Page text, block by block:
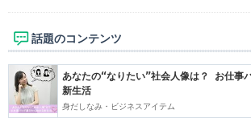
話題のコンテンツ
あなたの“なりたい”社会人像は？ お仕事
新生活
身だしなみ・ビジネスアイテム